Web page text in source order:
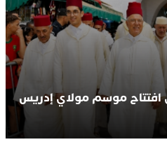
افتتاح موسم مولاي إدريس